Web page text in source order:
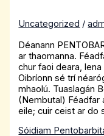
Uncategorized /
Déanann
ar thaomanna.
chur faoi deara,
Oibríonn sé trí
mhaolú. Tuaslagán
(Nembutal) Féadfar
eile; cuir ceist ar do
Sóidiam